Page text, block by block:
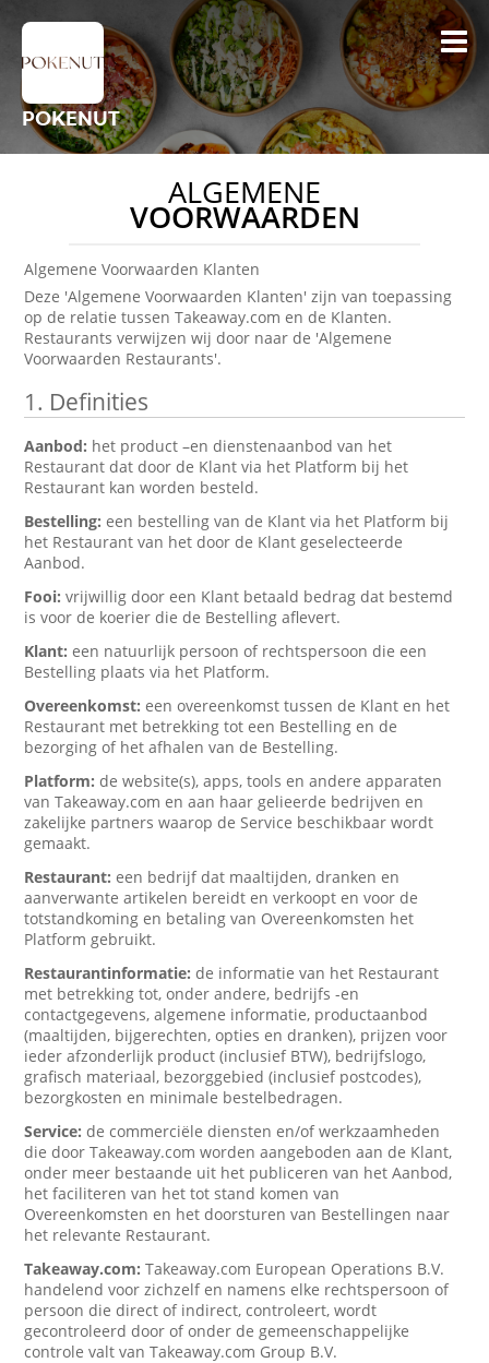
POKENUT
ALGEMENE
VOORWAARDEN
Algemene Voorwaarden Klanten
Deze 'Algemene Voorwaarden Klanten' zijn van toepassing
op de relatie tussen Takeaway.com en de Klanten.
Restaurants verwijzen wij door naar de 'Algemene
Voorwaarden Restaurants'.
1. Definities
Aanbod: het product –en dienstenaanbod van het
Restaurant dat door de Klant via het Platform bij het
Restaurant kan worden besteld.
Bestelling:een bestelling van de Klant via het Platform bij
het Restaurant van het door de Klant geselecteerde
Aanbod.
Fooi:vrijwillig door een Klant betaald bedrag dat bestemd
is voor de koerier die de Bestelling aflevert.
Klant:een natuurlijk persoon of rechtspersoon die een
Bestelling plaats via het Platform.
Overeenkomst:een overeenkomst tussen de Klant en het
Restaurant met betrekking tot een Bestelling en de
bezorging of het afhalen van de Bestelling.
Platform:de website(s), apps, tools en andere apparaten
van Takeaway.com en aan haar gelieerde bedrijven en
zakelijke partners waarop de Service beschikbaar wordt
gemaakt.
Restaurant:een bedrijf dat maaltijden, dranken en
aanverwante artikelen bereidt en verkoopt en voor de
totstandkoming en betaling van Overeenkomsten het
Platform gebruikt.
Restaurantinformatie:de informatie van het Restaurant
met betrekking tot, onder andere, bedrijfs -en
contactgegevens, algemene informatie, productaanbod
(maaltijden, bijgerechten, opties en dranken), prijzen voor
ieder afzonderlijk product (inclusief BTW), bedrijfslogo,
grafisch materiaal, bezorggebied (inclusief postcodes),
bezorgkosten en minimale bestelbedragen.
Service:de commerciële diensten en/of werkzaamheden
die door Takeaway.com worden aangeboden aan de Klant,
onder meer bestaande uit het publiceren van het Aanbod,
het faciliteren van het tot stand komen van
Overeenkomsten en het doorsturen van Bestellingen naar
het relevante Restaurant.
Takeaway.com:Takeaway.com European Operations B.V.
handelend voor zichzelf en namens elke rechtspersoon of
persoon die direct of indirect, controleert, wordt
gecontroleerd door of onder de gemeenschappelijke
controle valt van Takeaway.com Group B.V.